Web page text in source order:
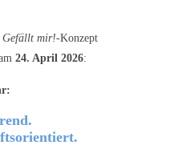
Gefällt mir!-Konzept
24. April 2026: